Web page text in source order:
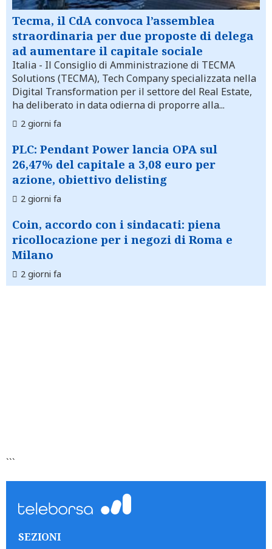
Tecma, il CdA convoca l’assemblea
straordinaria per due proposte di delega
ad aumentare il capitale sociale
Italia - Il Consiglio di Amministrazione di TECMA
Solutions (TECMA), Tech Company specializzata nella
Digital Transformation per il settore del Real Estate,
ha deliberato in data odierna di proporre alla...
2 giorni fa
PLC: Pendant Power lancia OPA sul
26,47% del capitale a 3,08 euro per
azione, obiettivo delisting
2 giorni fa
Coin, accordo con i sindacati: piena
ricollocazione per i negozi di Roma e
Milano
2 giorni fa
```
SEZIONI